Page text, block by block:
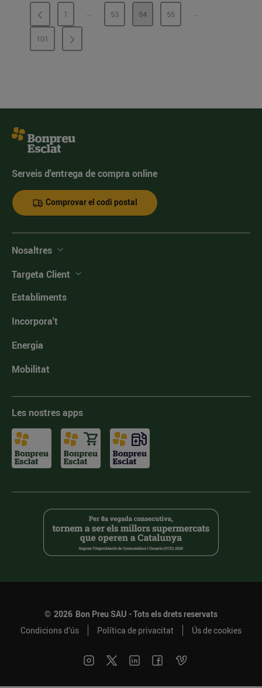
PÀGINA
1 ...PÀGINES INTERMÈDIES
PÀGINA
53 PÀGINA
54 PÀGINA
55 ...PÀGINES
PÀGINA
101
Serveis d'entrega de compra online
Comprovar el codi postal
Nosaltres
Targeta Client
Establiments
Incorpora't
Energia
Mobilitat
Les nostres apps
© 2026 Bon Preu SAU - Tots els drets reservats
Condicions d’ús
Política de privacitat Ús de cookies